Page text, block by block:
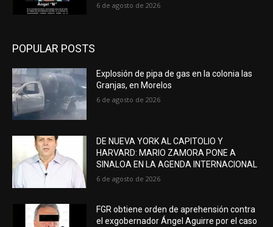
6 de agosto de 2026
POPULAR POSTS
Explosión de pipa de gas en la colonia las
Granjas, en Morelos
6 de agosto de 2026
DE NUEVA YORK AL CAPITOLIO Y
HARVARD: MARIO ZAMORA PONE A
SINALOA EN LA AGENDA INTERNACIONAL
6 de agosto de 2026
FGR obtiene orden de aprehensión contra
el exgobernador Ángel Aguirre por el caso